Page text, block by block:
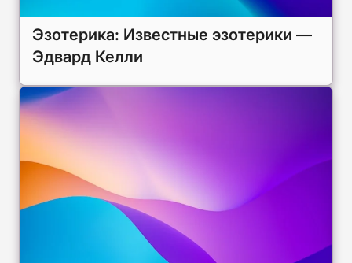
Эзотерика: Известные эзотерики —
Эдвард Келли